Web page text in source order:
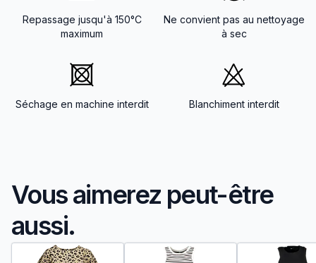
Repassage jusqu'à 150°C
maximum
Ne convient pas au nettoyage
à sec
Séchage en machine interdit Blanchiment interdit
Vous aimerez peut-être
aussi.